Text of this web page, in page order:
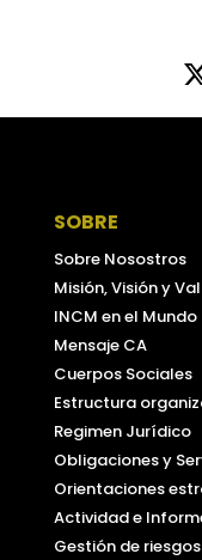
SOBRE
Sobre Nosostros
Misión, Visión y
INCM en el Mundo
Mensaje CA
Cuerpos Sociales
Estructura
Regimen Jurídico
Obligaciones y
Orientaciones
Actividad e
Gestión de riesgos